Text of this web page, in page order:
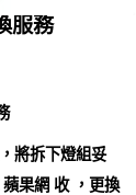
服務
將拆下燈組妥
果網 收 ，更換